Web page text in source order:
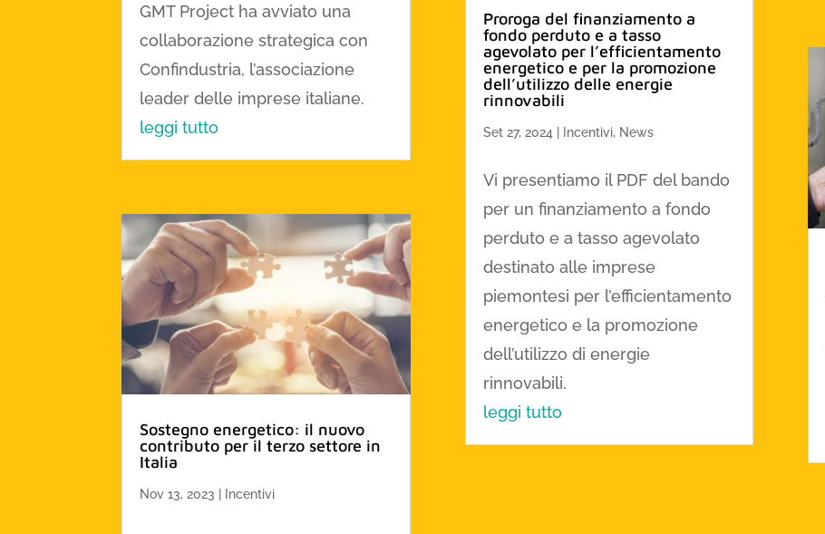
GMT Project ha avviato una
collaborazione strategica con
Confindustria, l’associazione
leader delle imprese italiane.
leggi tutto
Sostegno energetico: il nuovo
contributo per il terzo settore in
Italia
Nov 13, 2023 Incentivi
Proroga del finanziamento a
fondo perduto e a tasso
agevolato per l’efficientamento
energetico e per la promozione
dell’utilizzo delle energie
rinnovabili
Set 27, 2024 Incentivi, News
Vi presentiamo il PDF del bando
per un finanziamento a fondo
perduto e a tasso agevolato
destinato alle imprese
piemontesi per l’efficientamento
energetico e la promozione
dell’utilizzo di energie
rinnovabili.
leggi tutto